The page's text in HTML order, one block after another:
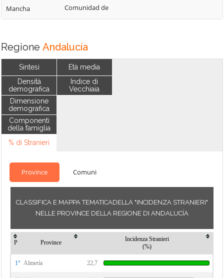
Mancha
Comunidad de
Regione Andalucía
Sintesi
Densità
demografica
Dimensione
demografica
Componenti
della famiglia
% di Stranieri
Età media
Indice di
Vecchiaia
Province Comuni
CLASSIFICA E MAPPA TEMATICADELLA "INCIDENZA STRANIERI"
NELLE PROVINCE DELLA REGIONE DI ANDALUCÍA
P Province
Incidenza Stranieri
(%)
1° Almería 22,7